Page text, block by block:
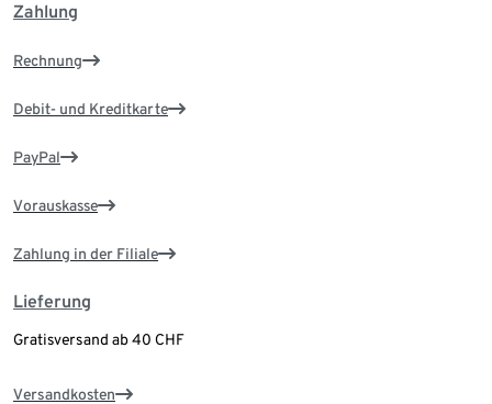
Zahlung
Rechnung
Debit- und Kreditkarte
PayPal
Vorauskasse
Zahlung in der Filiale
Lieferung
Gratisversand ab 40 CHF
Versandkosten